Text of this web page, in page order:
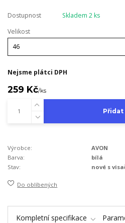
Dostupnost
Skladem 2 ks
Velikost
Nejsme plátci DPH
259 Kč/ks
Přidat
Výrobce:
AVON
Barva:
bílá
Stav:
nové s
Do oblíbených
Kompletní specifikace